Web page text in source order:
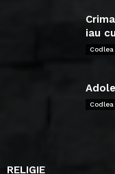
iau
Codlea
Codlea
RELIGIE